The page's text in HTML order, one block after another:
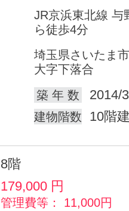
JR京浜東北線 与
ら徒歩4分
埼玉県さいたま
大字下落合
築 年 数
2014/
建物階数 10階
8階
179,000 円
管理費等： 11,000円